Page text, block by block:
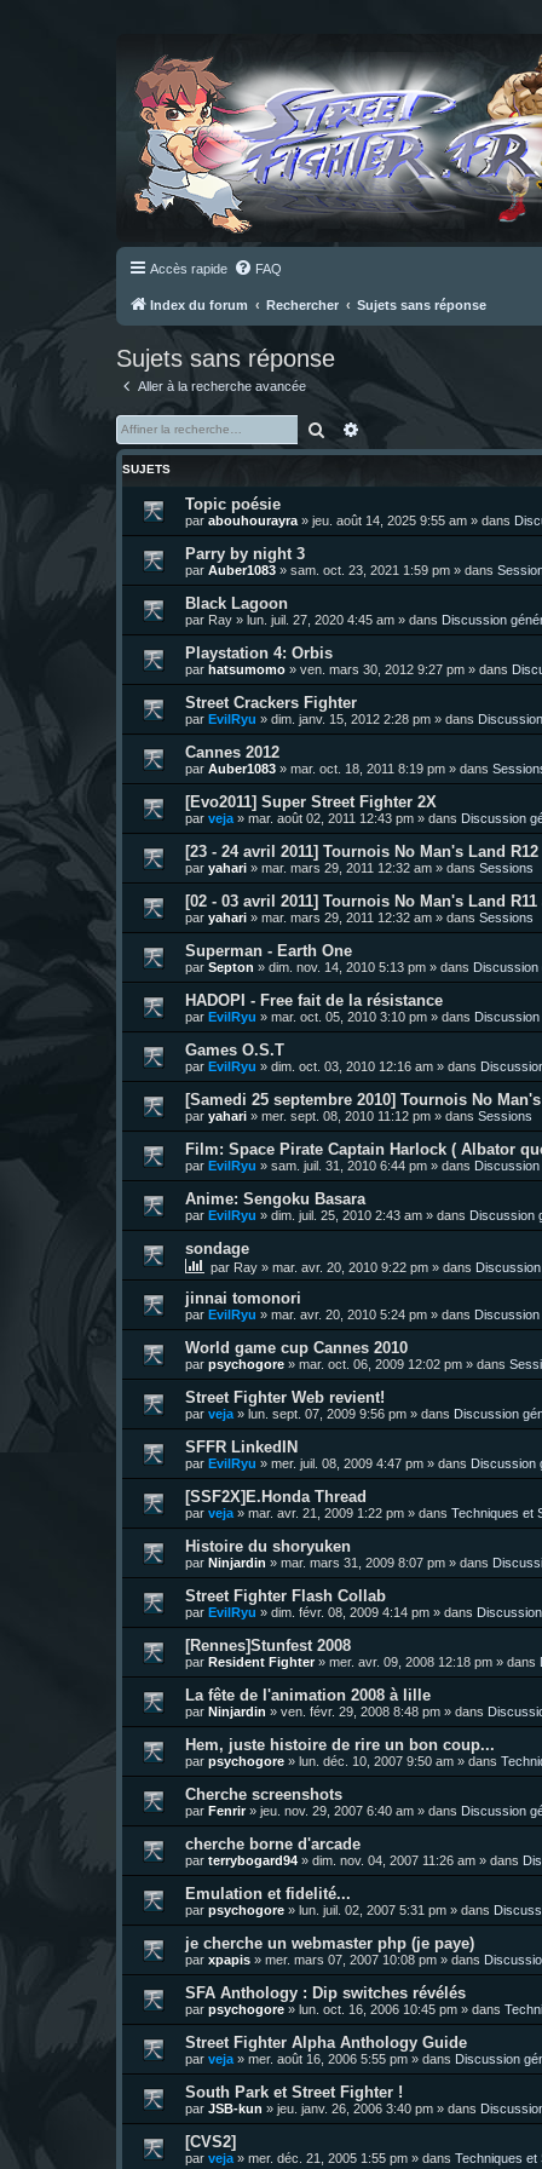
Accès rapide FAQ
Index du forum Rechercher Sujets sans réponse
Sujets sans réponse
Aller à la recherche avancée
Rechercher
Recherche avancée
SUJETS
Topic poésie
par abouhourayra » jeu. août 14, 2025 9:55 am » dans
Parry by night 3
par Auber1083 » sam. oct. 23, 2021 1:59 pm » dans
Black Lagoon
par Ray » lun. juil. 27, 2020 4:45 am » dans Discussion
Playstation 4: Orbis
par hatsumomo » ven. mars 30, 2012 9:27 pm » dans
Street Crackers Fighter
par EvilRyu » dim. janv. 15, 2012 2:28 pm » dans
Cannes 2012
par Auber1083 » mar. oct. 18, 2011 8:19 pm » dans
[Evo2011] Super Street Fighter 2X
par veja » mar. août 02, 2011 12:43 pm » dans Discussion
[23 - 24 avril 2011] Tournois No Man's Land
par yahari » mar. mars 29, 2011 12:32 am » dans Sessions
[02 - 03 avril 2011] Tournois No Man's Land
par yahari » mar. mars 29, 2011 12:32 am » dans Sessions
Superman - Earth One
par Septon » dim. nov. 14, 2010 5:13 pm » dans Discussion
HADOPI - Free fait de la résistance
par EvilRyu » mar. oct. 05, 2010 3:10 pm » dans
Games O.S.T
par EvilRyu » dim. oct. 03, 2010 12:16 am » dans
[Samedi 25 septembre 2010] Tournois No
par yahari » mer. sept. 08, 2010 11:12 pm » dans Sessions
Film: Space Pirate Captain Harlock ( Albator
par EvilRyu » sam. juil. 31, 2010 6:44 pm » dans
Anime: Sengoku Basara
par EvilRyu » dim. juil. 25, 2010 2:43 am » dans Discussion
sondage
par Ray » mar. avr. 20, 2010 9:22 pm » dans
jinnai tomonori
par EvilRyu » mar. avr. 20, 2010 5:24 pm » dans
World game cup Cannes 2010
par psychogore » mar. oct. 06, 2009 12:02 pm » dans
Street Fighter Web revient!
par veja » lun. sept. 07, 2009 9:56 pm » dans Discussion
SFFR LinkedIN
par EvilRyu » mer. juil. 08, 2009 4:47 pm » dans Discussion
[SSF2X]E.Honda Thread
par veja » mar. avr. 21, 2009 1:22 pm » dans Techniques et
Histoire du shoryuken
par Ninjardin » mar. mars 31, 2009 8:07 pm » dans
Street Fighter Flash Collab
par EvilRyu » dim. févr. 08, 2009 4:14 pm » dans
[Rennes]Stunfest 2008
par Resident Fighter» mer. avr. 09, 2008 12:18 pm » dans
La fête de l'animation 2008 à lille
par Ninjardin » ven. févr. 29, 2008 8:48 pm » dans
Hem, juste histoire de rire un bon coup...
par psychogore » lun. déc. 10, 2007 9:50 am » dans
Cherche screenshots
par Fenrir» jeu. nov. 29, 2007 6:40 am » dans Discussion
cherche borne d'arcade
par terrybogard94 » dim. nov. 04, 2007 11:26 am » dans
Emulation et fidelité...
par psychogore » lun. juil. 02, 2007 5:31 pm » dans
je cherche un webmaster php (je paye)
par xpapis » mer. mars 07, 2007 10:08 pm » dans
SFA Anthology : Dip switches révélés
par psychogore » lun. oct. 16, 2006 10:45 pm » dans
Street Fighter Alpha Anthology Guide
par veja » mer. août 16, 2006 5:55 pm » dans Discussion
South Park et Street Fighter !
par JSB-kun » jeu. janv. 26, 2006 3:40 pm » dans
[CVS2]
par veja » mer. déc. 21, 2005 1:55 pm » dans Techniques et